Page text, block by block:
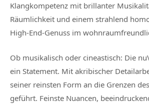
Klangkompetenz mit brillanter
Räumlichkeit und einem strahlend
High-End-Genuss im
Ob musikalisch oder cineastisch: Die
ein Statement. Mit akribischer
seiner reinsten Form an die Grenzen
geführt. Feinste Nuancen,